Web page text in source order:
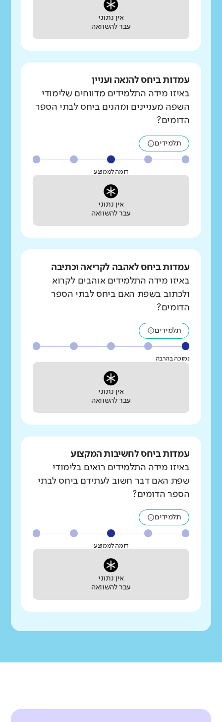
אין נתוני
עבר להשוואה
עמדות ביחס להנאה ועניין
באיזו מידה התלמידים מדווחים שלימודי
השפה מעניינים ומהנים ביחס לבתי הספר
הדומים?
תלמידים
דומה לממוצע
אין נתוני
עבר להשוואה
עמדות ביחס לאהבה לקריאה וכתיבה
באיזו מידה התלמידים אוהבים לקרוא
ולכתוב בשפת האם ביחס לבתי הספר
הדומים?
תלמידים
נמוכה בהרבה
אין נתוני
עבר להשוואה
עמדות ביחס לחשיבות המקצוע
באיזו מידה התלמידים רואים בלימודי
שפת האם דבר חשוב לעתידם ביחס לבתי
הספר הדומים?
תלמידים
דומה לממוצע
אין נתוני
עבר להשוואה